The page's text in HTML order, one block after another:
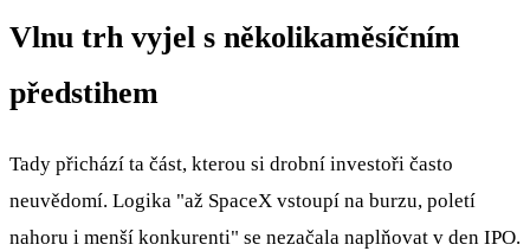
Vlnu trh vyjel s několikaměsíčním
předstihem
Tady přichází ta část, kterou si drobní investoři často
neuvědomí. Logika "až SpaceX vstoupí na burzu, poletí
nahoru i menší konkurenti" se nezačala naplňovat v den IPO.